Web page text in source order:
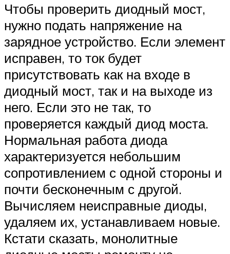
Чтобы проверить диодный мост,
нужно подать напряжение на
зарядное устройство. Если элемент
исправен, то ток будет
присутствовать как на входе в
диодный мост, так и на выходе из
него. Если это не так, то
проверяется каждый диод моста.
Нормальная работа диода
характеризуется небольшим
сопротивлением с одной стороны и
почти бесконечным с другой.
Вычисляем неисправные диоды,
удаляем их, устанавливаем новые.
Кстати сказать, монолитные